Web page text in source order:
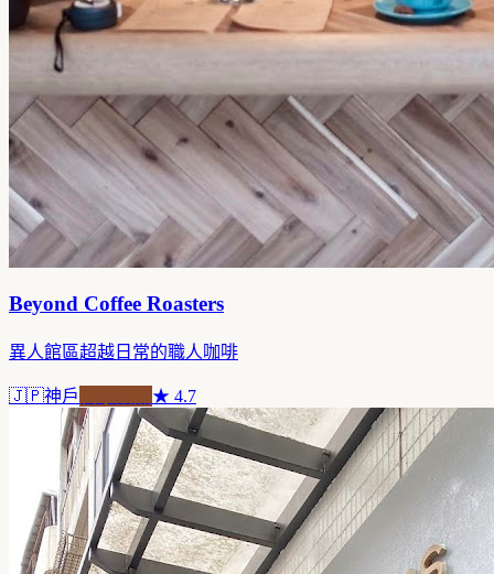
Beyond Coffee Roasters
異人館區超越日常的職人咖啡
🇯🇵神戶 ★ 4.7